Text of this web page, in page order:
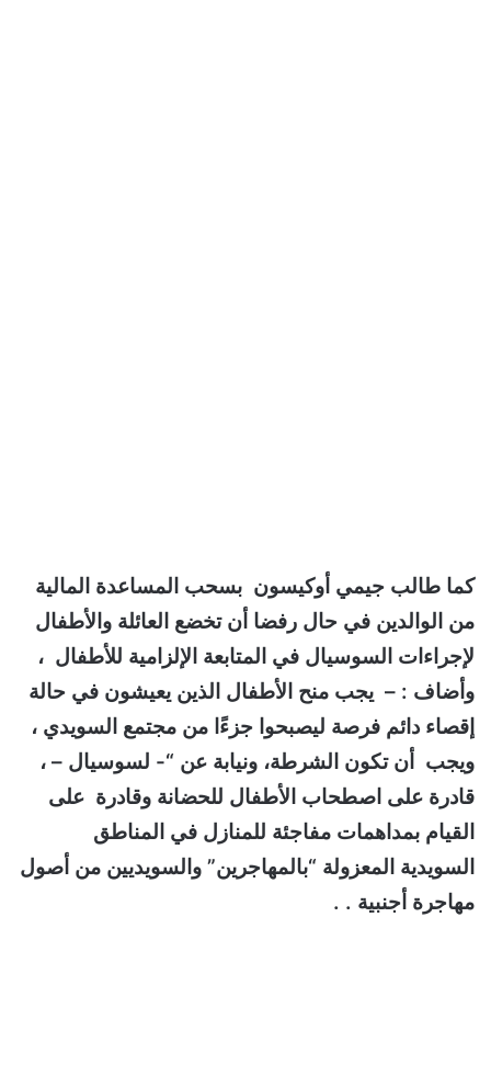
كما طالب جيمي أوكيسون بسحب المساعدة المالية
من الوالدين في حال رفضا أن تخضع العائلة والأطفال
لإجراءات السوسيال في المتابعة الإلزامية للأطفال ،
وأضاف : – يجب منح الأطفال الذين يعيشون في حالة
إقصاء دائم فرصة ليصبحوا جزءًا من مجتمع السويدي ،
ويجب أن تكون الشرطة، ونيابة عن “- لسوسيال – ،
قادرة على اصطحاب الأطفال للحضانة وقادرة على
القيام بمداهمات مفاجئة للمنازل في المناطق
السويدية المعزولة “بالمهاجرين” والسويديين من أصول
مهاجرة أجنبية . .